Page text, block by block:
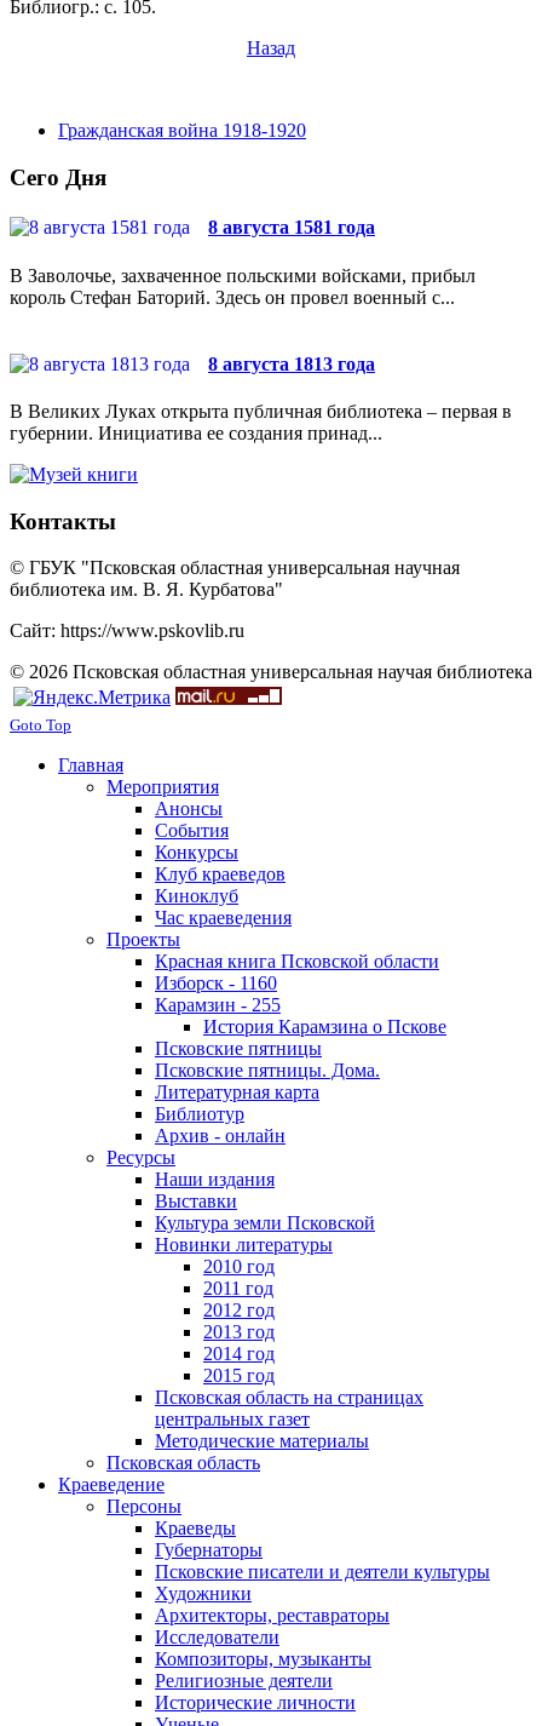
Библиогр.: с. 105.
Назад
Гражданская война 1918-1920
Сего Дня
8 августа 1581 года
В Заволочье, захваченное польскими войсками, прибыл
король Стефан Баторий. Здесь он провел военный с...
8 августа 1813 года
В Великих Луках открыта публичная библиотека – первая в
губернии. Инициатива ее создания принад...
Контакты
© ГБУК "Псковская областная универсальная научная
библиотека им. В. Я. Курбатова"
Сайт: https://www.pskovlib.ru
© 2026 Псковская областная универсальная научая библиотека
Goto Top
Главная
Мероприятия
Анонсы
События
Конкурсы
Клуб краеведов
Киноклуб
Час краеведения
Проекты
Красная книга Псковской области
Изборск - 1160
Карамзин - 255
История Карамзина о Пскове
Псковские пятницы
Псковские пятницы. Дома.
Литературная карта
Библиотур
Архив - онлайн
Ресурсы
Наши издания
Выставки
Культура земли Псковской
Новинки литературы
2010 год
2011 год
2012 год
2013 год
2014 год
2015 год
Псковская область на страницах
центральных газет
Методические материалы
Псковская область
Краеведение
Персоны
Краеведы
Губернаторы
Псковские писатели и деятели культуры
Художники
Архитекторы, реставраторы
Исследователи
Композиторы, музыканты
Религиозные деятели
Исторические личности